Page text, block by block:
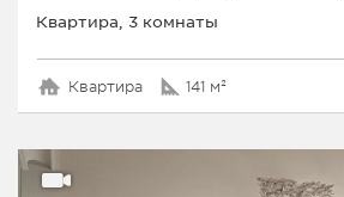
Квартира, 3 комнаты
Квартира 141 м²